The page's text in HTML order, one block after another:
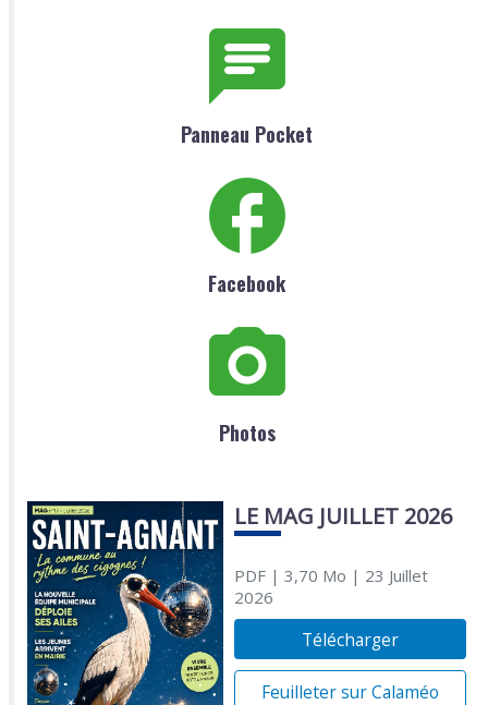
Panneau Pocket
Facebook
Photos
LE MAG JUILLET 2026
PDF| 3,70 Mo | 23 Juillet
2026
Télécharger
Feuilleter sur Calaméo